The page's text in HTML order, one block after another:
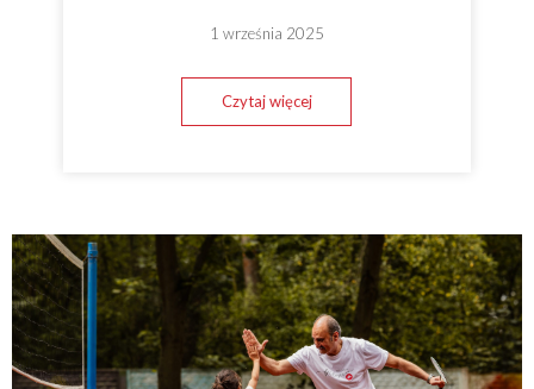
1 września 2025
Czytaj więcej